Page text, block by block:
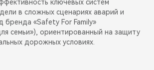
ключевых систем
в сложных сценариях аварий и
бренда «Safety For Family»
семьи»), ориентированный на защиту
дорожных условиях.